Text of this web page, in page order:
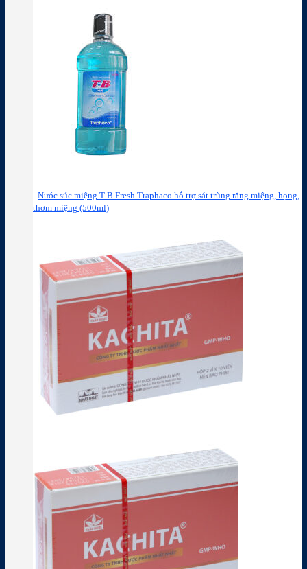
Nước súc miệng T-B Fresh Traphaco hỗ trợ sát trùng răng miệng, họng,
thơm miệng (500ml)